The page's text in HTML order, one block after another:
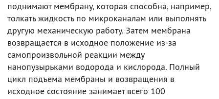
поднимают мембрану, которая способна, например,
толкать жидкость по микроканалам или выполнять
другую механическую работу. Затем мембрана
возвращается в исходное положение из-за
самопроизвольной реакции между
нанопузырьками водорода и кислорода. Полный
цикл подъема мембраны и возвращения в
исходное состояние занимает всего 100